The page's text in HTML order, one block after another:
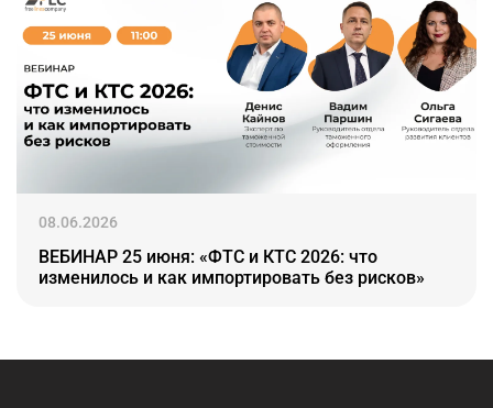
08.06.2026
ВЕБИНАР 25 июня: «ФТС и КТС 2026: что
изменилось и как импортировать без рисков»